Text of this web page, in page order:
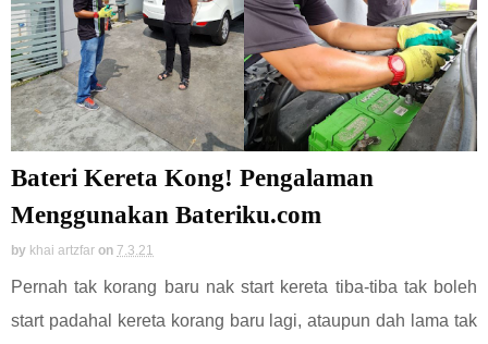
Bateri Kereta Kong! Pengalaman
Menggunakan Bateriku.com
by khai artzfar on 7.3.21
Pernah tak korang baru nak start kereta tiba-tiba tak boleh
start padahal kereta korang baru lagi, ataupun dah lama tak